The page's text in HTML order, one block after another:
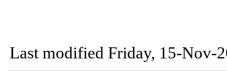
Last modified Friday, 15-Nov-